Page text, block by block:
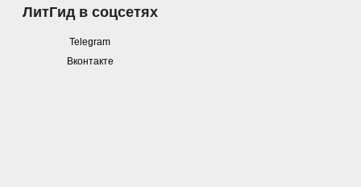
ЛитГид в соцсетях
Telegram
Вконтакте